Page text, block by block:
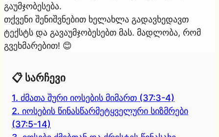
გაუმჯობესება.
თქვენი შენიშვნებით ხელახლა გადავხედავთ
ტექსტს და გავაუმჯობესებთ მას. მადლობა, რომ
გვეხმარებით! 😊
📋 სარჩევი
1. ძმათა შური იოსების მიმართ (37:3-4)
2. იოსების წინასწარმეტყველური სიზმრები
(37:5-14)